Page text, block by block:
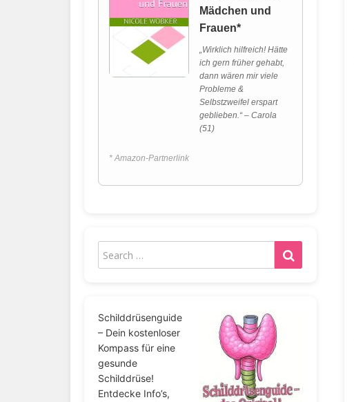
Mädchen und
Frauen*
„Wirklich hilfreich! Hätte
ich gern früher gehabt,
dann wären mir viele
Probleme &
Selbstzweifel erspart
geblieben.“ – Carola
(51)
* Amazon-Partnerlink
Schilddrüsenguide
– Dein kostenloser
Kompass für eine
gesunde
Schilddrüse!
Entdecke Info’s,